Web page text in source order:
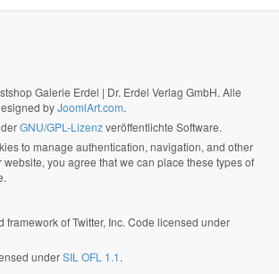
Galerie Erdel | Dr. Erdel Verlag GmbH. Alle
byJoomlArt.com.
GNU/GPL-Lizenzveröffentlichte Software.
to manage authentication, navigation, and other
you agree that we can place these types of
framework of Twitter, Inc. Code licensed under
underSIL OFL 1.1.